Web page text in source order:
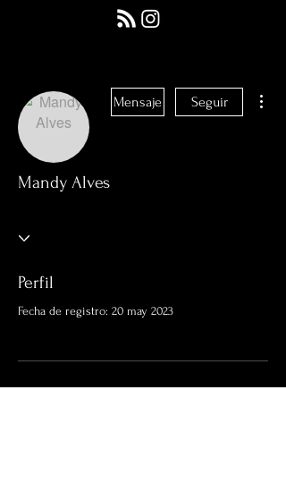
Mensaje Seguir
Mandy Alves
Perfil
Fecha de registro: 20 may 2023